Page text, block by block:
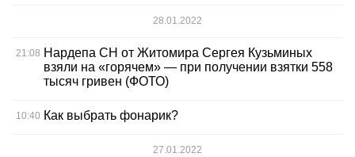
28.01.2022
21:08 Нардепа СН от Житомира Сергея Кузьминых
взяли на «горячем» — при получении взятки 558
тысяч гривен (ФОТО)
10:40 Как выбрать фонарик?
27.01.2022